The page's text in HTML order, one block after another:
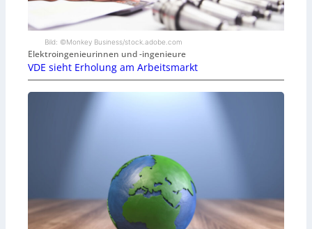
Bild: ©Monkey Business/stock.adobe.com
Elektroingenieurinnen und -ingenieure
VDE sieht Erholung am Arbeitsmarkt